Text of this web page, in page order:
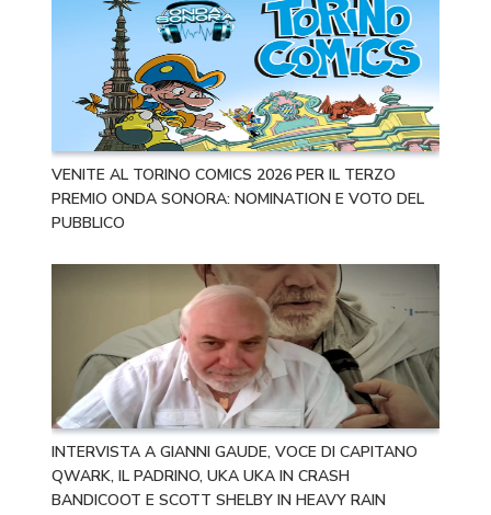
VENITE AL TORINO COMICS 2026 PER IL TERZO
PREMIO ONDA SONORA: NOMINATION E VOTO DEL
PUBBLICO
INTERVISTA A GIANNI GAUDE, VOCE DI CAPITANO
QWARK, IL PADRINO, UKA UKA IN CRASH
BANDICOOT E SCOTT SHELBY IN HEAVY RAIN